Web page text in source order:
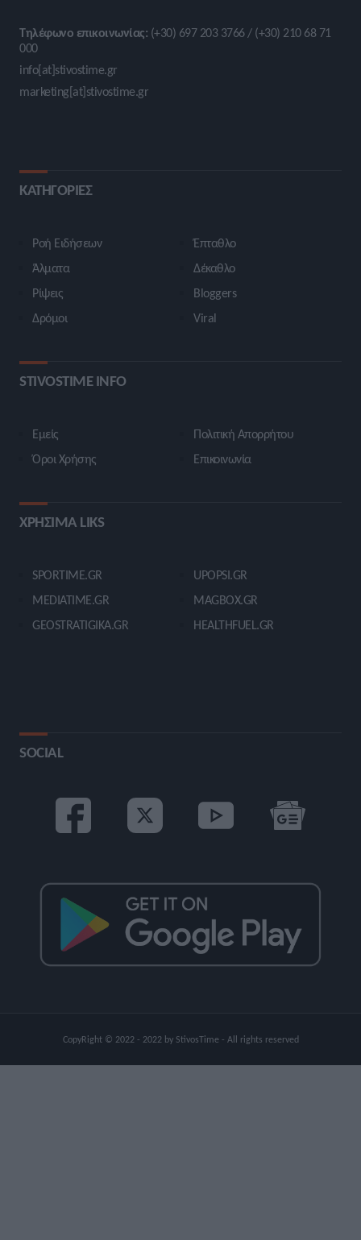
Τηλέφωνο επικοινωνίας: (+30) 697 203 3766 / (+30) 210 68 71
000
info[at]stivostime.gr
marketing[at]stivostime.gr
ΚΑΤΗΓΟΡΙΕΣ
Ροή Ειδήσεων
Άλματα
Ρίψεις
Δρόμοι
Έπταθλο
Δέκαθλο
Bloggers
Viral
STIVOSTIME INFO
Εμείς
Όροι Χρήσης
Πολιτική Απορρήτου
Επικοινωνία
ΧΡΗΣΙΜΑ LIKS
SPORTIME.GR
MEDIATIME.GR
GEOSTRATIGIKA.GR
UPOPSI.GR
MAGBOX.GR
HEALTHFUEL.GR
SOCIAL
CopyRight © 2022 - 2022 by StivosTime - All rights reserved